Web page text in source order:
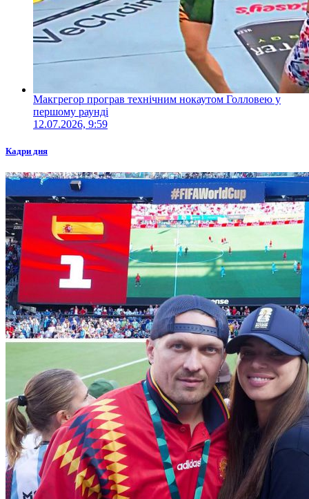
Макгрегор програв технічним нокаутом Голловею у
першому раунді
12.07.2026, 9:59
Кадри дня